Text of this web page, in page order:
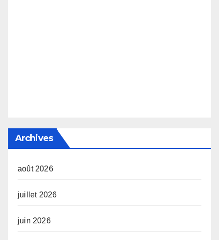
Archives
août 2026
juillet 2026
juin 2026